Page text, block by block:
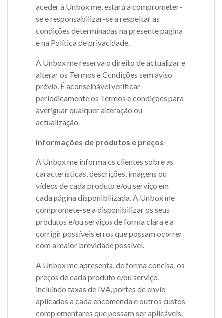
aceder à Unbox me, estará a comprometer-
se e responsabilizar-se a respeitar as
condições determinadas na presente página
e na Política de privacidade.
A Unbox me reserva o direito de actualizar e
alterar os Termos e Condições sem aviso
prévio. É aconselhável verificar
periodicamente os Termos e condições para
averiguar qualquer alteração ou
actualização.
Informações de produtos e preços
A Unbox me informa os clientes sobre as
características, descrições, imagens ou
vídeos de cada produto e/ou serviço em
cada página disponibilizada. A Unbox me
compromete-se a disponibilizar os seus
produtos e/ou serviços de forma clara e a
corrigir possíveis erros que possam ocorrer
com a maior brevidade possível.
A Unbox me apresenta, de forma concisa, os
preços de cada produto e/ou serviço,
incluindo taxas de IVA, portes de envio
aplicados a cada encomenda e outros custos
complementares que possam ser aplicáveis.